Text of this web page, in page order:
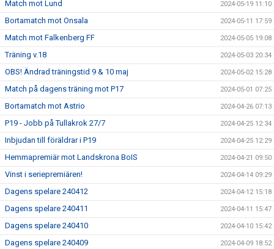
Match mot Lund 2024-05-19 11:10
Bortamatch mot Onsala 2024-05-11 17:59
Match mot Falkenberg FF 2024-05-05 19:08
Träning v.18 2024-05-03 20:34
OBS! Ändrad träningstid 9 & 10 maj 2024-05-02 15:28
Match på dagens träning mot P17 2024-05-01 07:25
Bortamatch mot Astrio 2024-04-26 07:13
P19 - Jobb på Tullakrok 27/7 2024-04-25 12:34
Inbjudan till föräldrar i P19 2024-04-25 12:29
Hemmapremiär mot Landskrona BoIS 2024-04-21 09:50
Vinst i seriepremiären! 2024-04-14 09:29
Dagens spelare 240412 2024-04-12 15:18
Dagens spelare 240411 2024-04-11 15:47
Dagens spelare 240410 2024-04-10 15:42
Dagens spelare 240409 2024-04-09 18:52